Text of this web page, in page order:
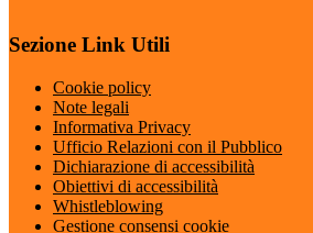
Sezione Link Utili
Cookie policy
Note legali
Informativa Privacy
Ufficio Relazioni con il Pubblico
Dichiarazione di accessibilità
Obiettivi di accessibilità
Whistleblowing
Gestione consensi cookie